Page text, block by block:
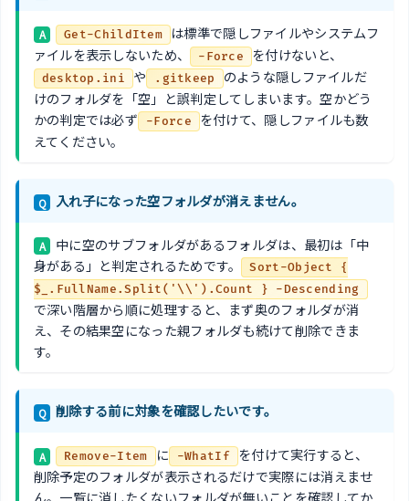
A Get-ChildItem
は標準で隠しファイルやシステムフ
ァイルを表示しないため、
-Force を付けないと、
desktop.ini や .gitkeep
のような隠しファイルだ
けのフォルダを「空」と誤判定してしまいます。空かどう
かの判定では必ず
-Force
を付けて、隠しファイルも数
えてください。
Q 入れ子になった空フォルダが消えません。
A
中に空のサブフォルダがあるフォルダは、最初は「中
身がある」と判定されるためです。 Sort-Object {
$_.FullName.Split('\\').Count } -Descending
で深い階層から順に処理すると、まず奥のフォルダが消
え、その結果空になった親フォルダも続けて削除できま
す。
Q 削除する前に対象を確認したいです。
A Remove-Item に -WhatIf を付けて実行すると、
削除予定のフォルダが表示されるだけで実際には消えませ
ん。一覧に消したくないフォルダが無いことを確認してか